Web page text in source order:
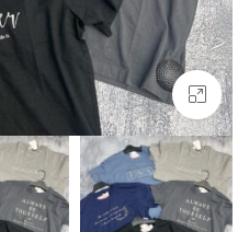
بزرگنمایی تصویر